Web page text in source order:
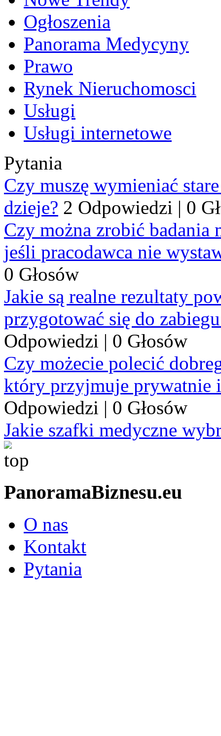
Ogłoszenia
Panorama Medycyny
Prawo
Rynek Nieruchomosci
Usługi
Usługi internetowe
Pytania
Czy muszę wymieniać
dzieje? 2 Odpowiedzi | 0
Czy można zrobić badania
jeśli pracodawca nie
0 Głosów
Jakie są realne rezultaty
przygotować się do
Odpowiedzi | 0 Głosów
Czy możecie polecić
który przyjmuje prywatnie
Odpowiedzi | 0 Głosów
Jakie szafki medyczne
PanoramaBiznesu.eu
O nas
Kontakt
Pytania